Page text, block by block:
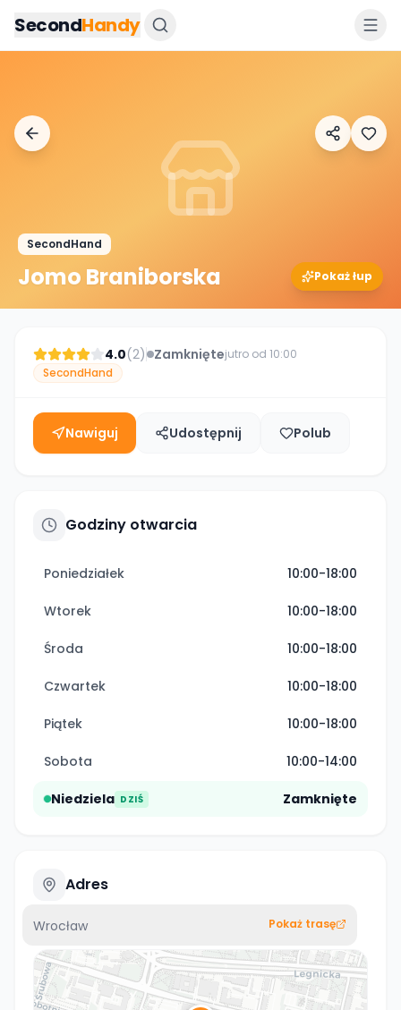
SecondHandy
SecondHand
Jomo Braniborska Pokaż łup
4.0(2) Zamkniętejutro od 10:00
SecondHand
Nawiguj Udostępnij Polub
Godziny otwarcia
Poniedziałek 10:00-18:00
Wtorek 10:00-18:00
Środa 10:00-18:00
Czwartek 10:00-18:00
Piątek 10:00-18:00
Sobota 10:00-14:00
Niedziela DZIŚ Zamknięte
Adres
Wrocław Pokaż trasę